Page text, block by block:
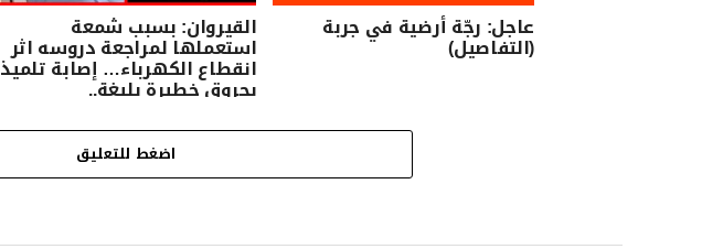
عاجل: رجّة أرضية في جربة
(التفاصيل)
القيروان: بسبب شمعة
استعملها لمراجعة دروسه اثر
انقطاع الكهرباء… إصابة تلميذ
بحروق خطيرة بليغة..
اضغط للتعليق